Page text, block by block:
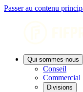
Passer au contenu
Qui sommes-nous
Conseil
Commercial
Divisions